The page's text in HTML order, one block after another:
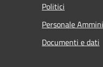
Politici
Personale
Documenti e dati